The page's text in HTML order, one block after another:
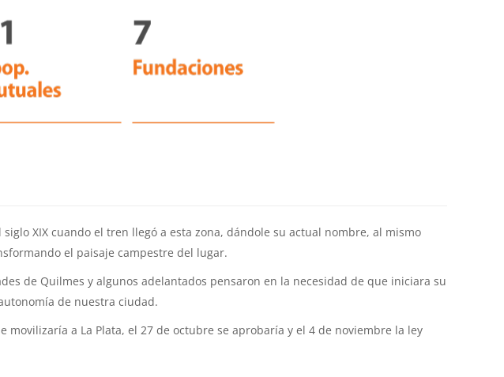
XIX cuando el tren llegó a esta zona, dándole su actual nombre, al mismo
el paisaje campestre del lugar.
de Quilmes y algunos adelantados pensaron en la necesidad de que iniciara su
de nuestra ciudad.
a La Plata, el 27 de octubre se aprobaría y el 4 de noviembre la ley